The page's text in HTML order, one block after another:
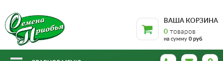
ВАША КОРЗИНА
0 товаров
на сумму 0 руб